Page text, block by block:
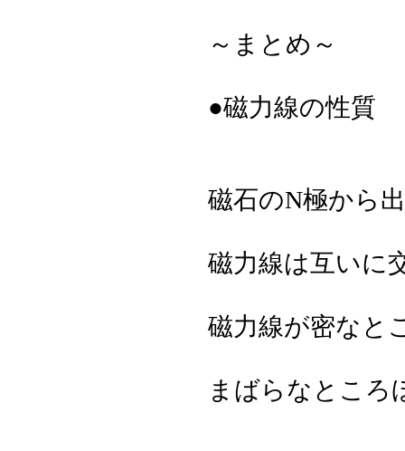
～まとめ～
●磁力線の性質
磁石のN極から
磁力線は互いに
磁力線が密なと
まばらなところ